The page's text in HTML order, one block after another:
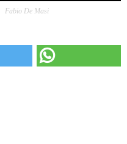
Fabio De Masi